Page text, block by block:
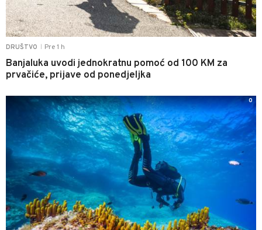
DRUŠTVO Pre 1 h
Banjaluka uvodi jednokratnu pomoć od 100 KM za
prvačiće, prijave od ponedjeljka
0